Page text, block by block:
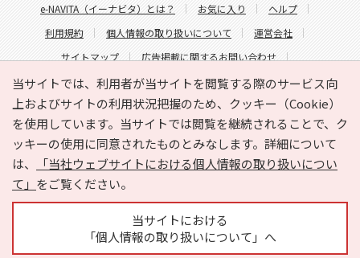
当サイトでは、利用者が当サイトを閲覧する際のサービス向
上およびサイトの利用状況把握のため、クッキー（Cookie）
を使用しています。当サイトでは閲覧を継続されることで、ク
ッキーの使用に同意されたものとみなします。詳細について
は、
「当社ウェブサイトにおける個人情報の取り扱いについ
て」 をご覧ください。
当サイトにおける
「個人情報の取り扱いについて」へ
e-NAVITA（イーナビタ）とは？ お気に入り
ヘルプ
利用規約
個人情報の取り扱いについて
運営会社
サイトマップ
広告掲載に関するお問い合わせ
サイトの内容に関するお問い合わせ
Copyright © HYOJITO.Co.,Ltd. All Rights Reserved.